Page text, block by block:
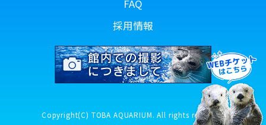
FAQ
採用情報
Copyright(C) TOBA AQUARIUM. All rights reserved.